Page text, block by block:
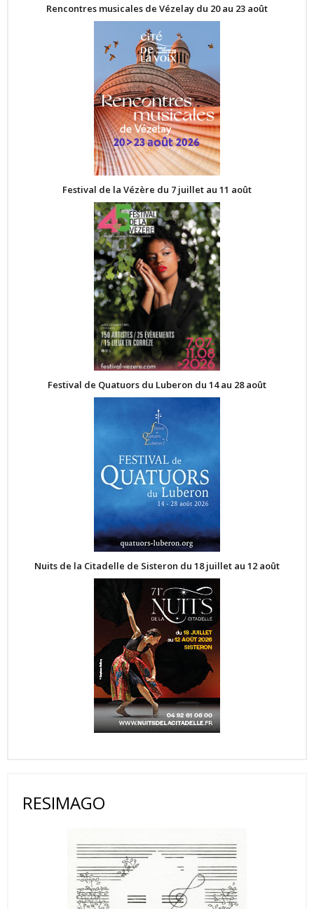
Rencontres musicales de Vézelay du 20 au 23 août
Festival de la Vézère du 7 juillet au 11 août
Festival de Quatuors du Luberon du 14 au 28 août
Nuits de la Citadelle de Sisteron du 18 juillet au 12 août
RESIMAGO